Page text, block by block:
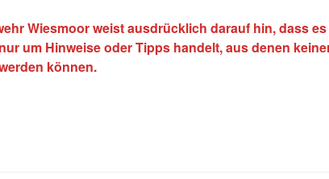
Wiesmoor weist ausdrücklich darauf hin, dass
um Hinweise oder Tipps handelt, aus denen
können.